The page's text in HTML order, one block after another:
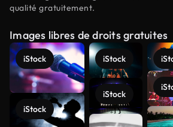
qualité gratuitement.
Images libres de droits gratuites
iStock
iStock
iStock
iStock